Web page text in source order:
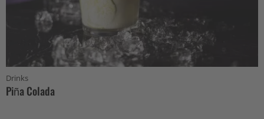
Drinks
Piña Colada